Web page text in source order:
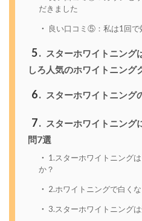
だきました
良い口コミ⑤：私は1回
5
スターホワイトニング
しろ人気のホワイトニング
6 スターホワイトニング
7
スターホワイトニング
問7選
1.スターホワイトニング
か？
2.ホワイトニングで白く
3.スターホワイトニング